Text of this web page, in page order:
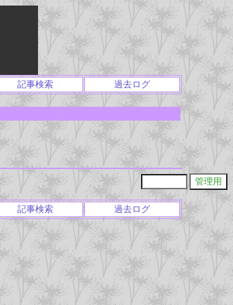
記事検索 過去ログ
記事検索 過去ログ